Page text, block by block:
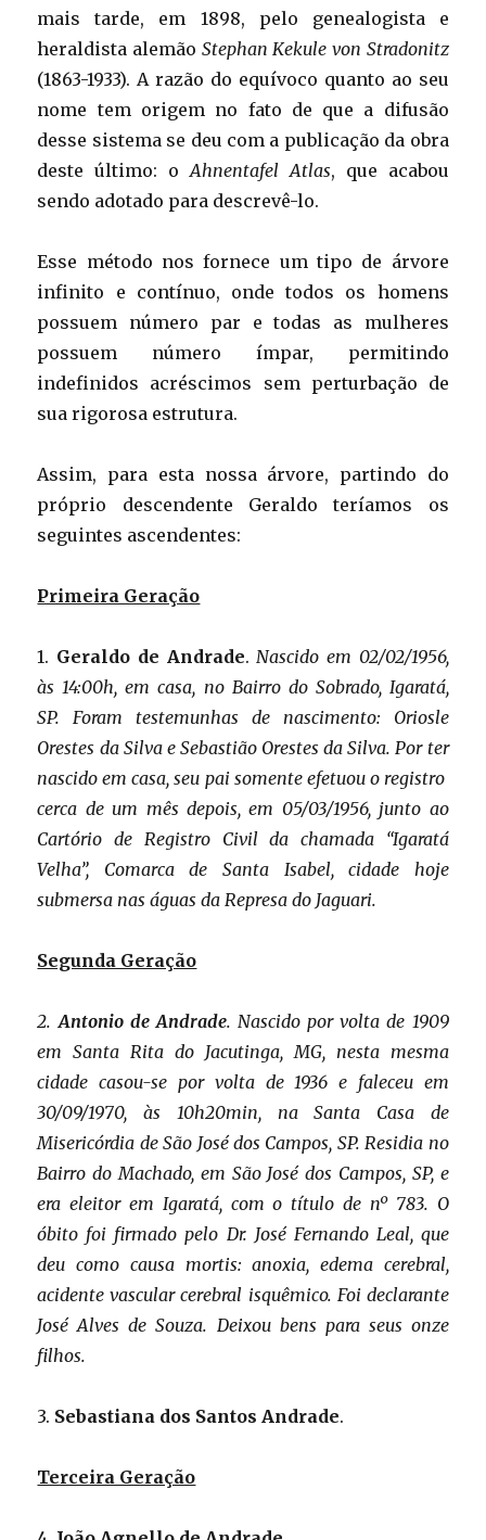
mais tarde, em 1898, pelo genealogista e
heraldista alemão Stephan Kekule von Stradonitz
(1863-1933). A razão do equívoco quanto ao seu
nome tem origem no fato de que a difusão
desse sistema se deu com a publicação da obra
deste último: o Ahnentafel Atlas, que acabou
sendo adotado para descrevê-lo.
Esse método nos fornece um tipo de árvore
infinito e contínuo, onde todos os homens
possuem número par e todas as mulheres
possuem número ímpar, permitindo
indefinidos acréscimos sem perturbação de
sua rigorosa estrutura.
Assim, para esta nossa árvore, partindo do
próprio descendente Geraldo teríamos os
seguintes ascendentes:
Primeira Geração
1. Geraldo de Andrade. Nascido em 02/02/1956,
às 14:00h, em casa, no Bairro do Sobrado, Igaratá,
SP. Foram testemunhas de nascimento: Oriosle
Orestes da Silva e Sebastião Orestes da Silva. Por ter
nascido em casa, seu pai somente efetuou o registro
cerca de um mês depois, em 05/03/1956, junto ao
Cartório de Registro Civil da chamada “Igaratá
Velha”, Comarca de Santa Isabel, cidade hoje
submersa nas águas da Represa do Jaguari.
Segunda Geração
2. Antonio de Andrade. Nascido por volta de 1909
em Santa Rita do Jacutinga, MG, nesta mesma
cidade casou-se por volta de 1936 e faleceu em
30/09/1970, às 10h20min, na Santa Casa de
Misericórdia de São José dos Campos, SP. Residia no
Bairro do Machado, em São José dos Campos, SP, e
era eleitor em Igaratá, com o título de nº 783. O
óbito foi firmado pelo Dr. José Fernando Leal, que
deu como causa mortis: anoxia, edema cerebral,
acidente vascular cerebral isquêmico. Foi declarante
José Alves de Souza. Deixou bens para seus onze
filhos.
3. Sebastiana dos Santos Andrade.
Terceira Geração